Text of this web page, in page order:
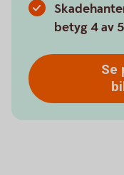
betyg 4 av 5
Se